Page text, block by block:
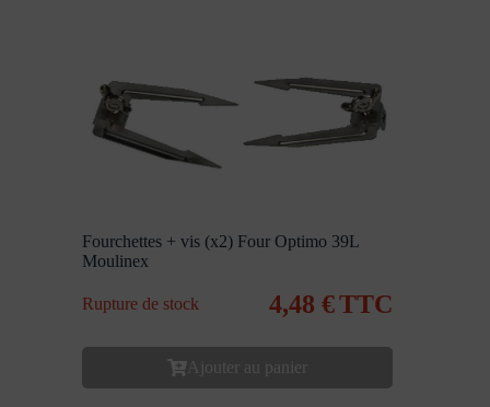
Fourchettes + vis (x2) Four Optimo 39L
Moulinex
Rupture de stock 4,48 €TTC
Ajouter au panier